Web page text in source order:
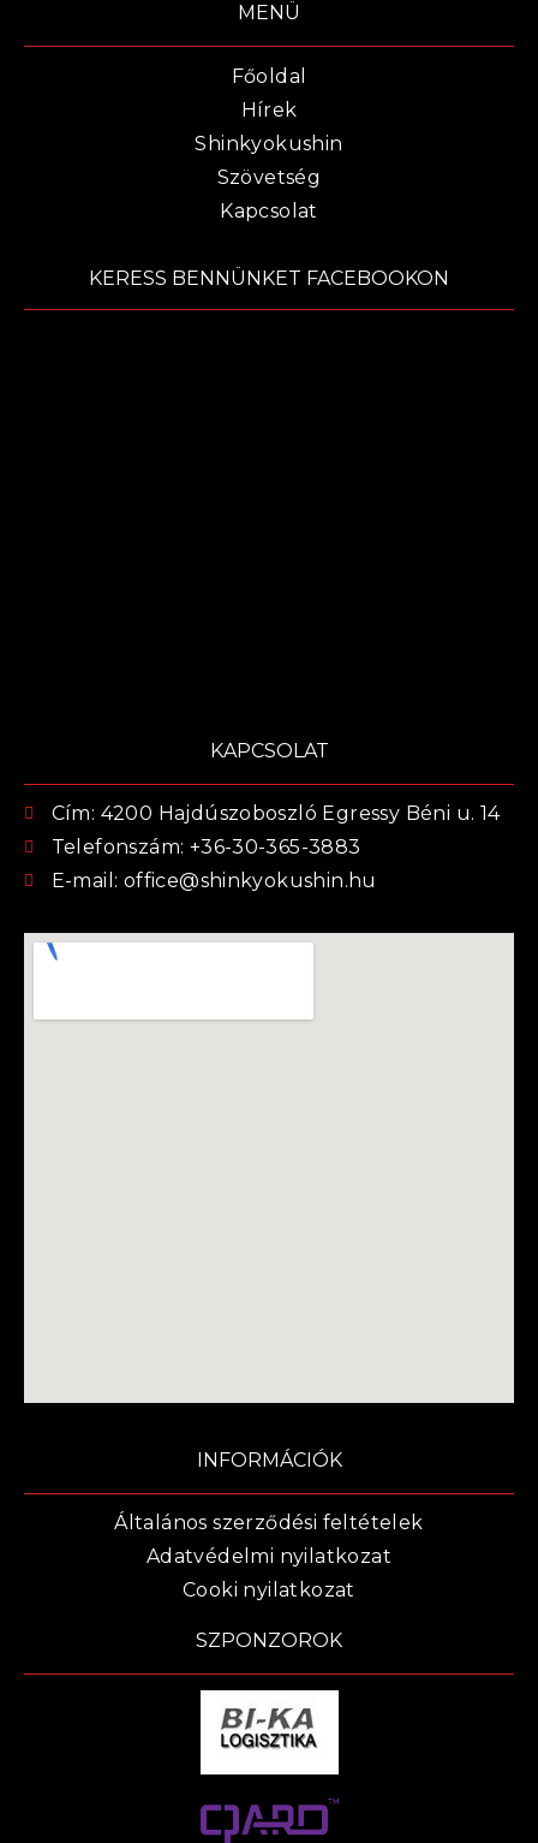
MENÜ
Főoldal
Hírek
Shinkyokushin
Szövetség
Kapcsolat
KERESS BENNÜNKET FACEBOOKON
KAPCSOLAT
Cím: 4200 Hajdúszoboszló Egressy Béni u. 14
Telefonszám: +36-30-365-3883
E-mail: office@shinkyokushin.hu
INFORMÁCIÓK
Általános szerződési feltételek
Adatvédelmi nyilatkozat
Cooki nyilatkozat
SZPONZOROK